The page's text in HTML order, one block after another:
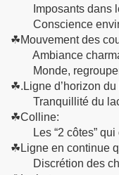
Imposants dans le
Conscience
☘Mouvement des
Ambiance
Monde,
☘.Ligne d’horizon
Tranquillité du lac
☘Colline:
Les “2 côtes” qui
☘Ligne en continue
Discrétion des